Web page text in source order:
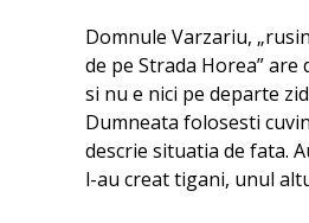
Domnule Varzariu,
de pe Strada Horea” are
si nu e nici pe departe
Dumneata folosesti
descrie situatia de fata.
l-au creat tigani, unul